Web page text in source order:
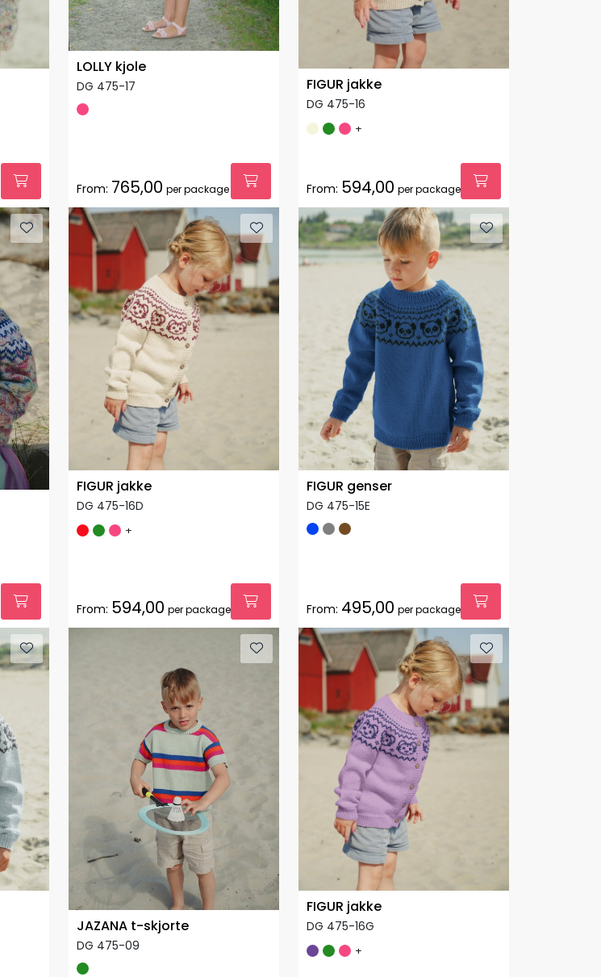
LOLLY kjole
DG 475-17
From: 765,00 per package
FIGUR jakke
DG 475-16
+
From: 594,00 per package
FIGUR jakke
DG 475-16D
+
From: 594,00 per package
FIGUR genser
DG 475-15E
From: 495,00 per package
JAZANA t-skjorte
DG 475-09
FIGUR jakke
DG 475-16G
+